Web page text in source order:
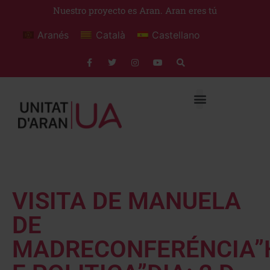
Nuestro proyecto es Aran. Aran eres tú
Aranés Català Castellano
VISITA DE MANUELA
DE